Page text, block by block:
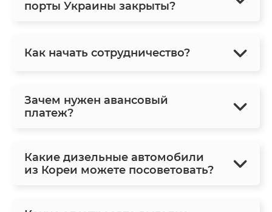
порты Украины закрыты?
Как начать сотрудничество?
Зачем нужен авансовый
платеж?
Какие дизельные автомобили
из Кореи можете посоветовать?